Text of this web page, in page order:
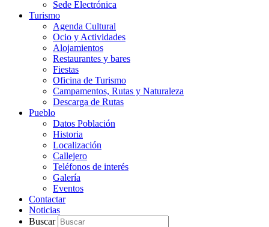
Sede Electrónica
Turismo
Agenda Cultural
Ocio y Actividades
Alojamientos
Restaurantes y bares
Fiestas
Oficina de Turismo
Campamentos, Rutas y Naturaleza
Descarga de Rutas
Pueblo
Datos Población
Historia
Localización
Callejero
Teléfonos de interés
Galería
Eventos
Contactar
Noticias
Buscar